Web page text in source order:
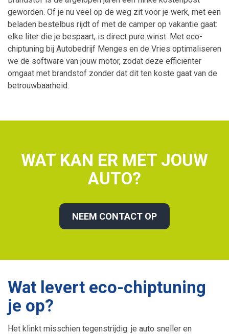
geworden. Of je nu veel op de weg zit voor je werk, met een
beladen bestelbus rijdt of met de camper op vakantie gaat:
elke liter die je bespaart, is direct pure winst. Met eco-
chiptuning bij Autobedrijf Menges en de Vries optimaliseren
we de software van jouw motor, zodat deze efficiënter
omgaat met brandstof zonder dat dit ten koste gaat van de
betrouwbaarheid.
WAT KAN ER MET JOUW
AUTO?
NEEM CONTACT OP
Wat levert eco-chiptuning
je op?
Het klinkt misschien tegenstrijdig: je auto sneller en
Banden
Hybride en elektrische auto’s
Granulaatreiniging
Toerenbegrenzer
Snelheidsbegrenzer
V-max Uitschakelen